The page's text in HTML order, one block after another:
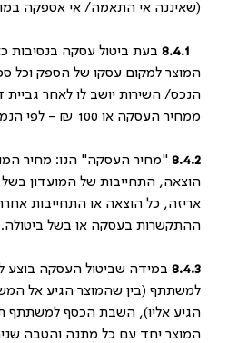
(שאיננה אי התאמה/ אי אספקה
בעת ביטול עסקה בנסיבות
המוצר למקום עסקו של הספק וכל
ממחיר העסקה או 100 ₪ - לפי הנמוך מביניהם.
8.4.2 "מחיר העסקה" הנו: מחיר
הוצאה, התחייבות של המועדון
אריזה, כל הוצאה או התחייבות
ההתקשרות בעסקה או בשל ביטולה.
8.4.3 במידה שביטול העסקה בוצע
למשתתף (בין שהמוצר הגיע אל
הגיע אליו), השבת הכסף למשתתף
המוצר יחד עם כל מתנה והטבה